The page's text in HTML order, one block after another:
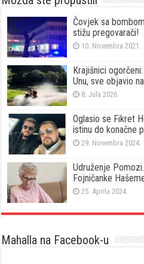
Čovjek sa
stižu pregovarači!
10. Novembra 2021.
Krajišnici
Unu, sve objavio
8. Jula 2026.
Oglasio se Fikret
istinu do konačne
29. Novembra 2024.
Udruženje
Fojničanke
25. Aprila 2024.
Mahalla na Facebook-u